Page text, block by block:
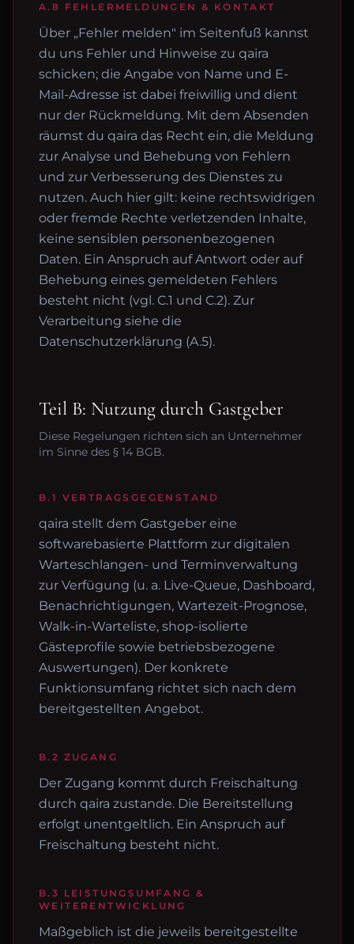
A.8 FEHLERMELDUNGEN & KONTAKT
Über „Fehler melden" im Seitenfuß kannst
du uns Fehler und Hinweise zu qaira
schicken; die Angabe von Name und E-
Mail-Adresse ist dabei freiwillig und dient
nur der Rückmeldung. Mit dem Absenden
räumst du qaira das Recht ein, die Meldung
zur Analyse und Behebung von Fehlern
und zur Verbesserung des Dienstes zu
nutzen. Auch hier gilt: keine rechtswidrigen
oder fremde Rechte verletzenden Inhalte,
keine sensiblen personenbezogenen
Daten. Ein Anspruch auf Antwort oder auf
Behebung eines gemeldeten Fehlers
besteht nicht (vgl. C.1 und C.2). Zur
Verarbeitung siehe die
Datenschutzerklärung (A.5).
Teil B: Nutzung durch Gastgeber
Diese Regelungen richten sich an Unternehmer
im Sinne des § 14 BGB.
B.1 VERTRAGSGEGENSTAND
qaira stellt dem Gastgeber eine
softwarebasierte Plattform zur digitalen
Warteschlangen- und Terminverwaltung
zur Verfügung (u. a. Live-Queue, Dashboard,
Benachrichtigungen, Wartezeit-Prognose,
Walk-in-Warteliste, shop-isolierte
Gästeprofile sowie betriebsbezogene
Auswertungen). Der konkrete
Funktionsumfang richtet sich nach dem
bereitgestellten Angebot.
B.2 ZUGANG
Der Zugang kommt durch Freischaltung
durch qaira zustande. Die Bereitstellung
erfolgt unentgeltlich. Ein Anspruch auf
Freischaltung besteht nicht.
B.3 LEISTUNGSUMFANG &
WEITERENTWICKLUNG
Maßgeblich ist die jeweils bereitgestellte